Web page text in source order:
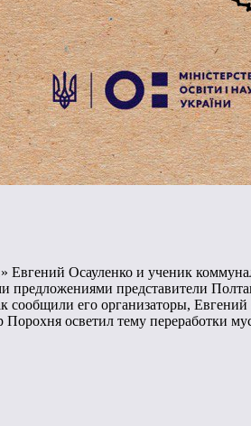
Осауленко и ученик
представители
его организаторы,
осветил тему переработки